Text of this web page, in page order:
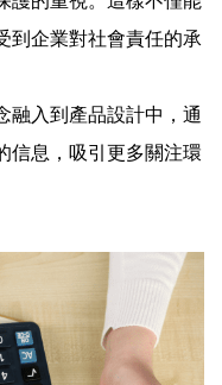
到企業對社會責任的承
融入到產品設計中，通
信息，吸引更多關注環